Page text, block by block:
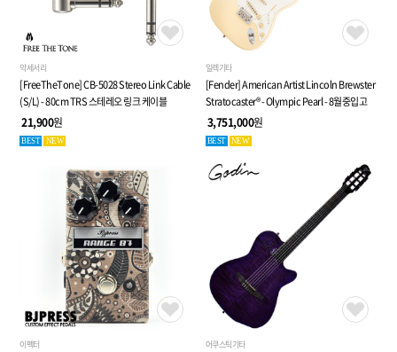
악세서리
[FreeTheTone] CB-5028 Stereo Link Cable
(S/L) - 80cm TRS 스테레오 링크 케이블
21,900원
BEST NEW
일렉기타
[Fender] American Artist Lincoln Brewster
Stratocaster® - Olympic Pearl - 8월중입고
3,751,000원
BEST NEW
이펙터 어쿠스틱기타